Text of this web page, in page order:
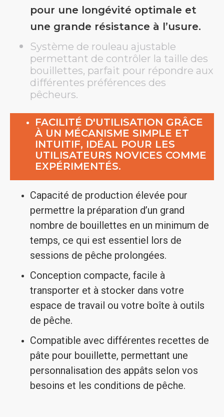
pour une longévité optimale et
une grande résistance à l’usure.
Système de rouleau ajustable
permettant de contrôler la taille des
bouillettes, parfait pour répondre aux
différentes préférences des
pêcheurs.
FACILITÉ D'UTILISATION GRÂCE
À UN MÉCANISME SIMPLE ET
INTUITIF, IDÉAL POUR LES
UTILISATEURS NOVICES COMME
EXPÉRIMENTÉS.
Capacité de production élevée pour
permettre la préparation d’un grand
nombre de bouillettes en un minimum de
temps, ce qui est essentiel lors de
sessions de pêche prolongées.
Conception compacte, facile à
transporter et à stocker dans votre
espace de travail ou votre boîte à outils
de pêche.
Compatible avec différentes recettes de
pâte pour bouillette, permettant une
personnalisation des appâts selon vos
besoins et les conditions de pêche.